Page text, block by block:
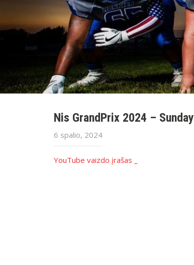
Nis GrandPrix 2024 – Sunday
6 spalio, 2024
YouTube vaizdo įrašas _